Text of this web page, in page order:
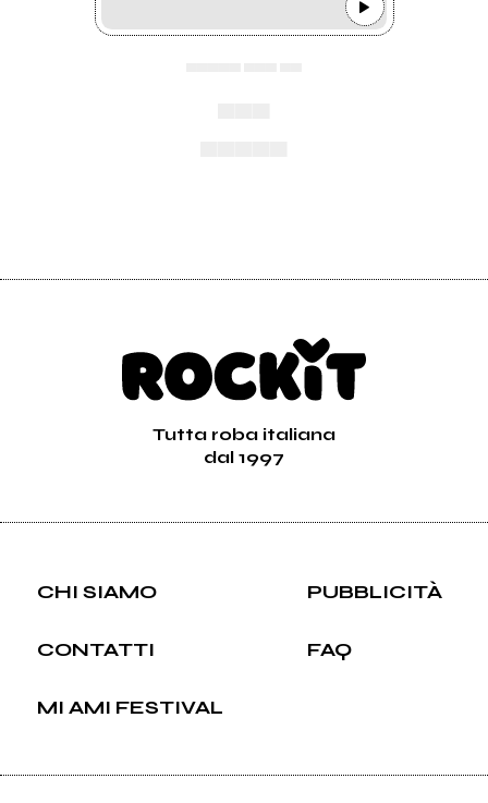
Tutta roba italiana
dal 1997
CHI SIAMO PUBBLICITÀ
CONTATTI FAQ
MI AMI FESTIVAL